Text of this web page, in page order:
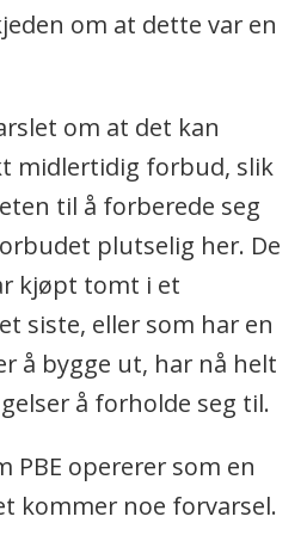
om at dette var en
om at det kan
midlertidig forbud, slik
til å forberede seg
plutselig her. De
kjøpt tomt i et
siste, eller som har en
å bygge ut, har nå helt
å forholde seg til.
PBE opererer som en
kommer noe forvarsel.